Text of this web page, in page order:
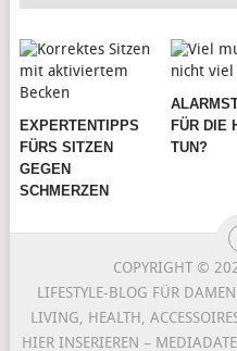
EXPERTENTIPPS
FÜRS SITZEN
GEGEN
SCHMERZEN
FÜR DIE
TUN?
COPYRIGHT ©
LIFESTYLE-BLOG FÜR
LIVING, HEALTH,
HIER INSERIEREN –